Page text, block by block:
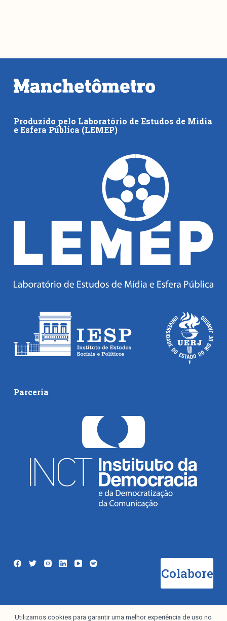
Produzido pelo Laboratório de Estudos de Mídia
e Esfera Pública (LEMEP)
Parceria
Colabore
Utilizamos cookies para garantir uma melhor experiência de uso no